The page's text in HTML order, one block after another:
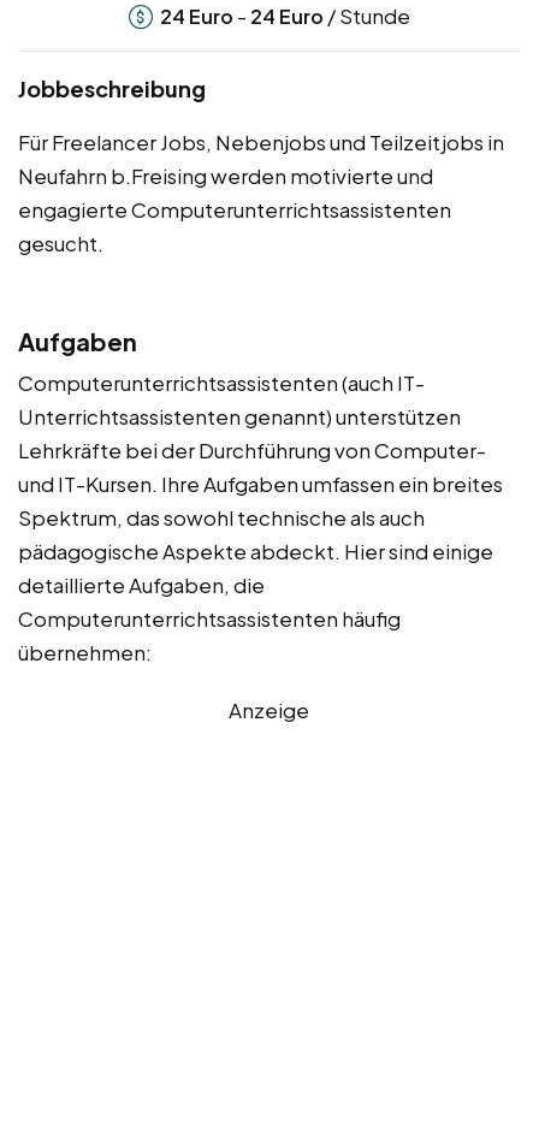
24 Euro - 24 Euro / Stunde
Jobbeschreibung
Für Freelancer Jobs, Nebenjobs und Teilzeitjobs in
Neufahrn b.Freising werden motivierte und
engagierte Computerunterrichtsassistenten
gesucht.
Aufgaben
Computerunterrichtsassistenten (auch IT-
Unterrichtsassistenten genannt) unterstützen
Lehrkräfte bei der Durchführung von Computer-
und IT-Kursen. Ihre Aufgaben umfassen ein breites
Spektrum, das sowohl technische als auch
pädagogische Aspekte abdeckt. Hier sind einige
detaillierte Aufgaben, die
Computerunterrichtsassistenten häufig
übernehmen:
Anzeige